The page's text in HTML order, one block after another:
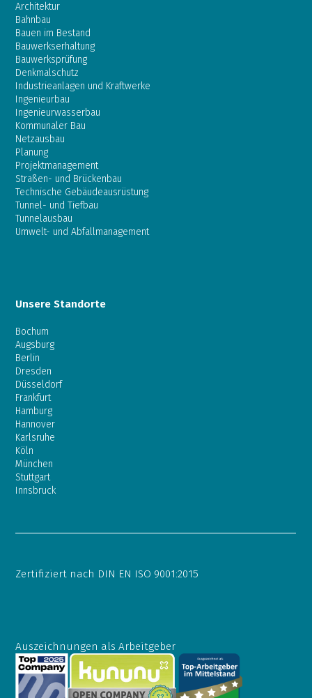
Architektur
Bahnbau
Bauen im Bestand
Bauwerkserhaltung
Bauwerksprüfung
Denkmalschutz
Industrieanlagen und Kraftwerke
Ingenieurbau
Ingenieurwasserbau
Kommunaler Bau
Netzausbau
Planung
Projektmanagement
Straßen- und Brückenbau
Technische Gebäudeausrüstung
Tunnel- und Tiefbau
Tunnelausbau
Umwelt- und Abfallmanagement
Unsere Standorte
Bochum
Augsburg
Berlin
Dresden
Düsseldorf
Frankfurt
Hamburg
Hannover
Karlsruhe
Köln
München
Stuttgart
Innsbruck
Zertifiziert nach DIN EN ISO 9001:2015
Auszeichnungen als Arbeitgeber